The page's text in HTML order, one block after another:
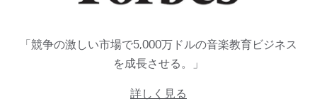
「競争の激しい市場で5,000万ドルの音楽教育ビジネス
を成長させる。」
詳しく見る